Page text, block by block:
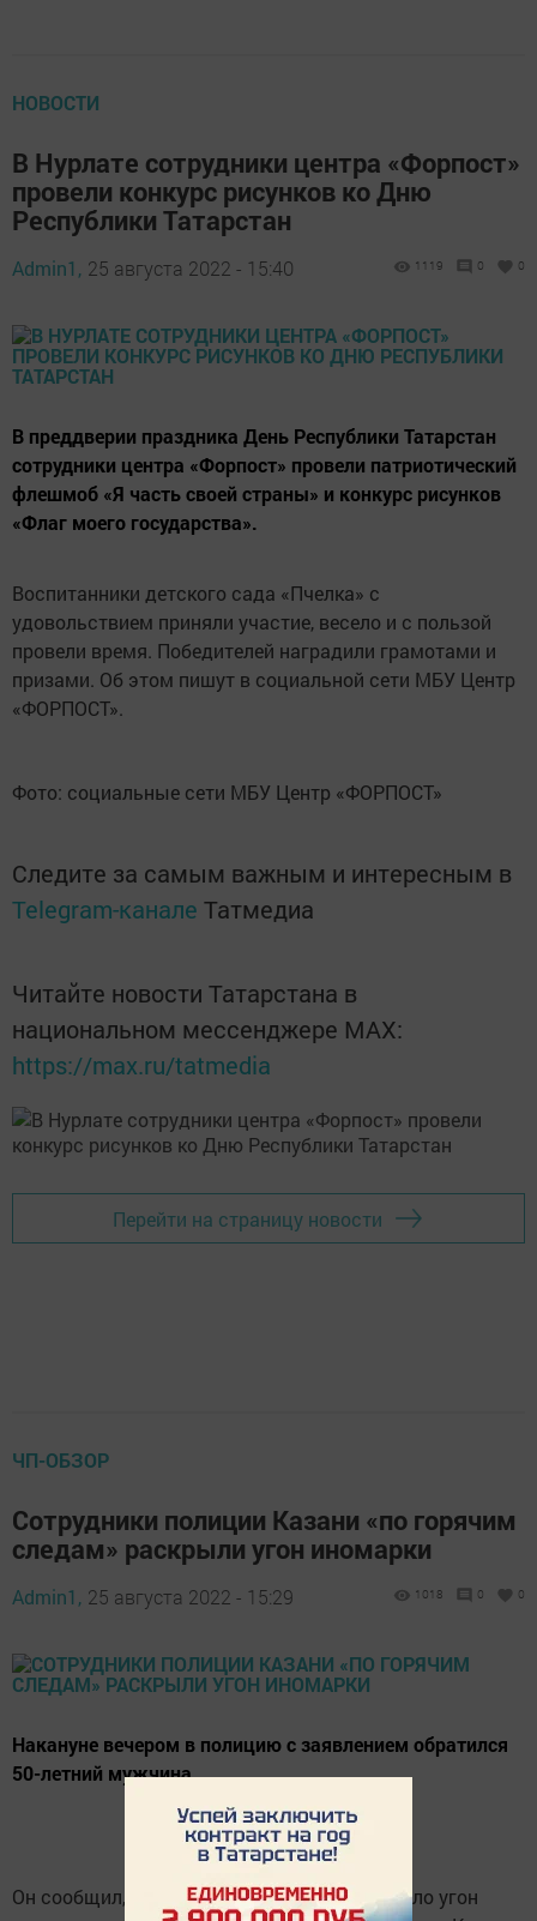
НОВОСТИ
В Нурлате сотрудники центра «Форпост»
провели конкурс рисунков ко Дню
Республики Татарстан
Admin1, 25 августа 2022 - 15:40 1119 0 0
В преддверии праздника День Республики Татарстан
сотрудники центра «Форпост» провели патриотический
флешмоб «Я часть своей страны» и конкурс рисунков
«Флаг моего государства».
Воспитанники детского сада «Пчелка» с
удовольствием приняли участие, весело и с пользой
провели время. Победителей наградили грамотами и
призами. Об этом пишут в социальной сети МБУ Центр
«ФОРПОСТ».
Фото: социальные сети МБУ Центр «ФОРПОСТ»
Следите за самым важным и интересным в
Telegram-канале Татмедиа
Читайте новости Татарстана в
национальном мессенджере MАХ:
https://max.ru/tatmedia
Перейти на страницу новости
ЧП-ОБЗОР
Сотрудники полиции Казани «по горячим
следам» раскрыли угон иномарки
Admin1, 25 августа 2022 - 15:29 1018 0 0
Накануне вечером в полицию с заявлением обратился
50-летний мужчина.
Он сообщил, что неизвестное лицо совершило угон